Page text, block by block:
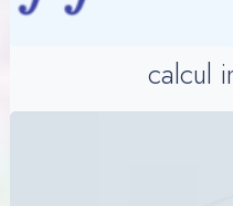
calcul